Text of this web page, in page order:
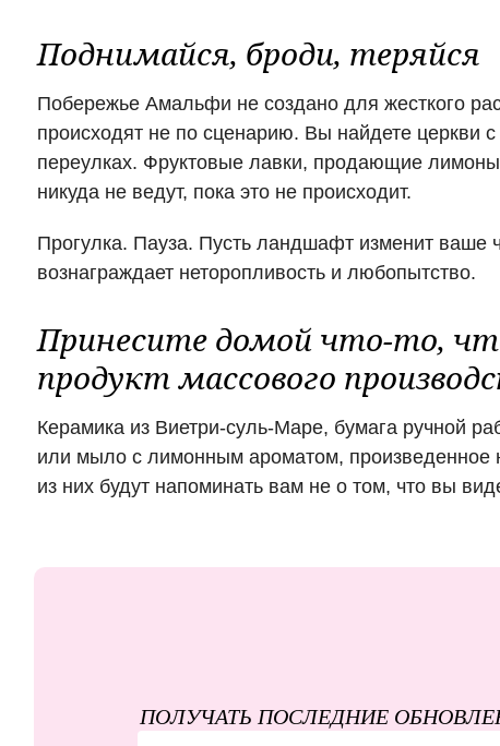
Поднимайся, броди, теряйся
Побережье Амальфи не создано для жесткого
происходят не по сценарию. Вы найдете церкви
переулках. Фруктовые лавки, продающие
никуда не ведут, пока это не происходит.
Прогулка. Пауза. Пусть ландшафт изменит ваше
вознаграждает неторопливость и любопытство.
Принесите домой что-то,
продукт массового
Керамика из Виетри-суль-Маре, бумага ручной
или мыло с лимонным ароматом, произведенное
из них будут напоминать вам не о том, что вы
ПОЛУЧАТЬ ПОСЛЕДНИЕ